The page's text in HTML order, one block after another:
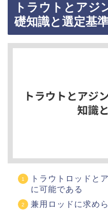
トラウトとアジ
礎知識と選定基
トラウトロッドと
に可能である
兼用ロッドに求め